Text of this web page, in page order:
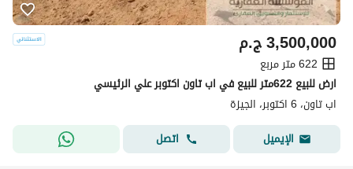
ج.م3,500,000
622 متر مربع
ارض للبيع 622متر للبيع في اب تاون اكتوبر علي الرئيسي
اب تاون، 6 اكتوبر، الجيزة
الإيميل
اتصل